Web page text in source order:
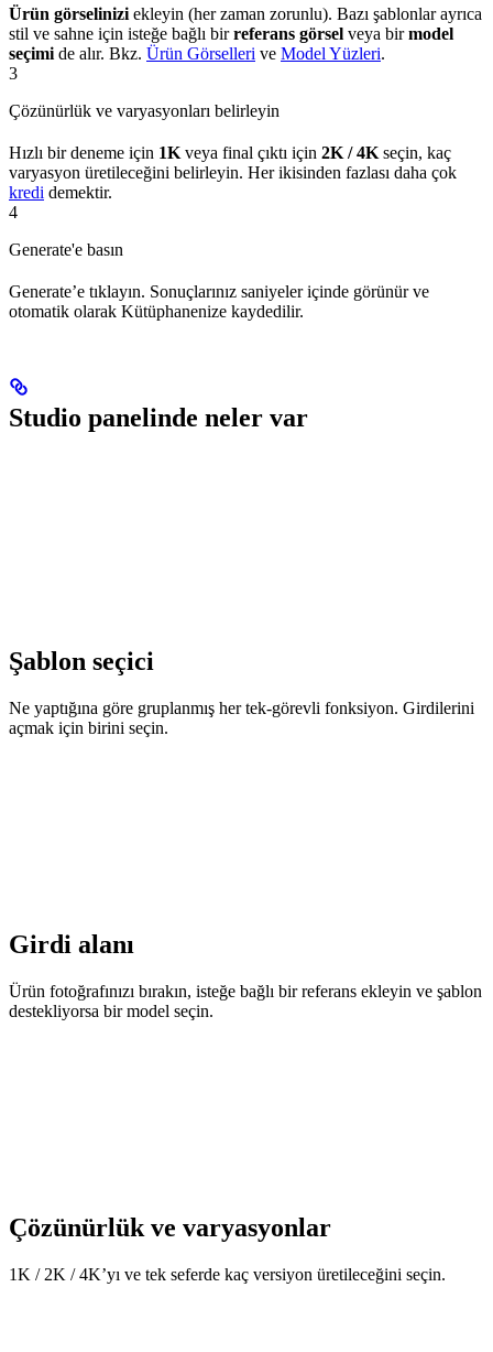
Ürün görselinizi ekleyin (her zaman zorunlu). Bazı şablonlar ayrıca
stil ve sahne için isteğe bağlı birreferans görsel veya birmodel
seçimi de alır. Bkz. Ürün Görselleri ve Model Yüzleri.
3
Çözünürlük ve varyasyonları belirleyin
Hızlı bir deneme için 1K veya final çıktı için 2K / 4K seçin, kaç
varyasyon üretileceğini belirleyin. Her ikisinden fazlası daha çok
kredi demektir.
4
Generate'e basın
Generate’e tıklayın. Sonuçlarınız saniyeler içinde görünür ve
otomatik olarak Kütüphanenize kaydedilir.
Studio panelinde neler var
Şablon seçici
Ne yaptığına göre gruplanmış her tek-görevli fonksiyon. Girdilerini
açmak için birini seçin.
Girdi alanı
Ürün fotoğrafınızı bırakın, isteğe bağlı bir referans ekleyin ve şablon
destekliyorsa bir model seçin.
Çözünürlük ve varyasyonlar
1K / 2K / 4K’yı ve tek seferde kaç versiyon üretileceğini seçin.